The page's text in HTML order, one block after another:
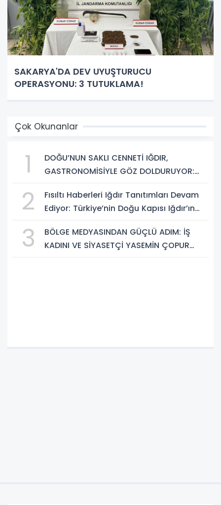
SAKARYA'DA DEV UYUŞTURUCU
OPERASYONU: 3 TUTUKLAMA!
Çok Okunanlar
1
DOĞU’NUN SAKLI CENNETİ IĞDIR,
GASTRONOMİSİYLE GÖZ DOLDURUYOR:
BULUŞMA NOKTASI
2
Fısıltı Haberleri Iğdır Tanıtımları Devam
Ediyor: Türkiye’nin Doğu Kapısı Iğdır’ın
3
BÖLGE MEDYASINDAN GÜÇLÜ ADIM: İŞ
KADINI VE SİYASETÇİ YASEMİN ÇOPUR